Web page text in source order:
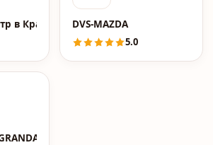
в КраснодареDVS-MAZDA
5.0